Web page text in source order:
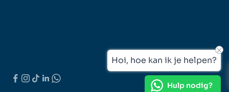
Hulp nodig?
Hoi, hoe kan ik je helpen?